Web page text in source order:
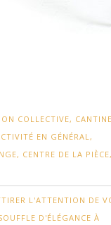
COLLECTIVE,
EN GÉNÉRAL,
CENTRE DE LA
L'ATTENTION DE
D'ÉLÉGANCE À